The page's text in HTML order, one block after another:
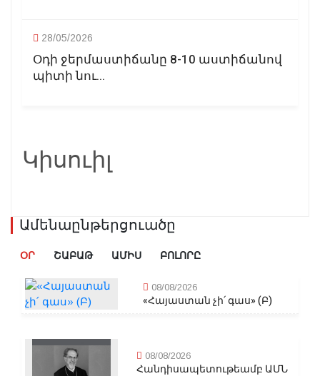
28/05/2026
Օդի ջերմաստիճանը 8-10 աստիճանով
պիտի նու...
Կիսուիլ
Ամենաընթերցուածը
ՕՐ ՇԱԲԱԹ ԱՄԻՍ ԲՈԼՈՐԸ
08/08/2026
«Հայաստան չի՛ գաս» (Բ)
08/08/2026
Հանդիսապետութեամբ ԱՄՆ